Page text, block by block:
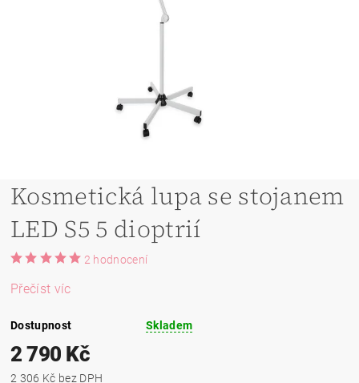
Kosmetická lupa se stojanem
LED S5 5 dioptrií
2 hodnocení
Přečíst víc
Dostupnost Skladem
2 790 Kč
2 306 Kč bez DPH